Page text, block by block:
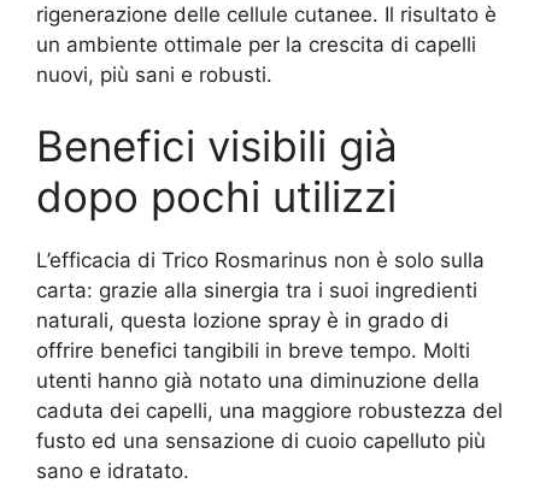
rigenerazione delle cellule cutanee. Il risultato è
un ambiente ottimale per la crescita di capelli
nuovi, più sani e robusti.
Benefici visibili già
dopo pochi utilizzi
L’efficacia di Trico Rosmarinus non è solo sulla
carta: grazie alla sinergia tra i suoi ingredienti
naturali, questa lozione spray è in grado di
offrire benefici tangibili in breve tempo. Molti
utenti hanno già notato una diminuzione della
caduta dei capelli, una maggiore robustezza del
fusto ed una sensazione di cuoio capelluto più
sano e idratato.